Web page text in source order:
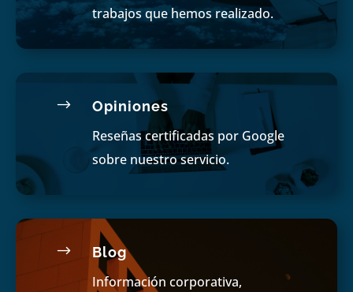
trabajos que hemos realizado.
$ Opiniones
Reseñas certificadas por Google
sobre nuestro servicio.
$ Blog
Información corporativa,